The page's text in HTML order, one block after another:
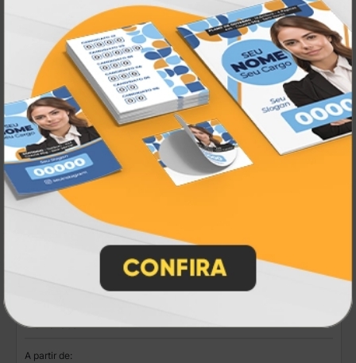
R$ 324,00
Cavalete
A partir de: